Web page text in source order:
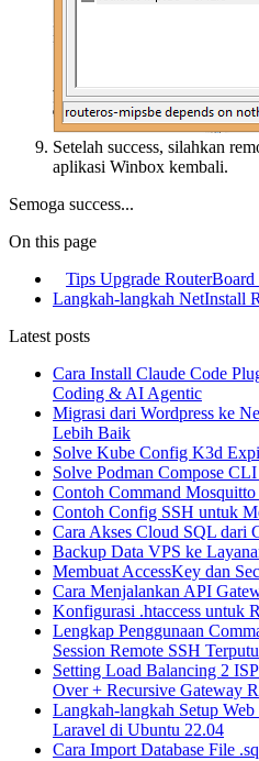
Setelah success, silahkan
aplikasi Winbox kembali.
Semoga success...
On this page
Tips Upgrade
Langkah-langkah NetInstall
Latest posts
Cara Install Claude Code
Coding & AI Agentic
Migrasi dari Wordpress ke
Lebih Baik
Solve Kube Config K3d
Solve Podman Compose
Contoh Command
Contoh Config SSH untuk
Cara Akses Cloud SQL dari
Backup Data VPS ke
Membuat AccessKey dan
Cara Menjalankan API
Konfigurasi .htaccess untuk
Lengkap Penggunaan
Session Remote SSH
Setting Load Balancing 2
Over + Recursive Gateway
Langkah-langkah Setup
Laravel di Ubuntu 22.04
Cara Import Database File